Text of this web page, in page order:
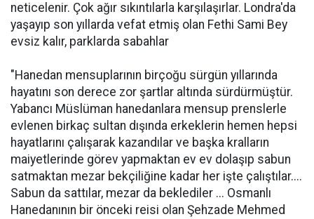
neticelenir. Çok ağır sıkıntılarla karşılaşırlar. Londra'da
yaşayıp son yıllarda vefat etmiş olan Fethi Sami Bey
evsiz kalır, parklarda sabahlar
"Hanedan mensuplarının birçoğu sürgün yıllarında
hayatını son derece zor şartlar altında sürdürmüştür.
Yabancı Müslüman hanedanlara mensup prenslerle
evlenen birkaç sultan dışında erkeklerin hemen hepsi
hayatlarını çalışarak kazandılar ve başka kralların
maiyetlerinde görev yapmaktan ev ev dolaşıp sabun
satmaktan mezar bekçiliğine kadar her işte çalıştılar....
Sabun da sattılar, mezar da beklediler ... Osmanlı
Hanedanının bir önceki reisi olan Şehzade Mehmed